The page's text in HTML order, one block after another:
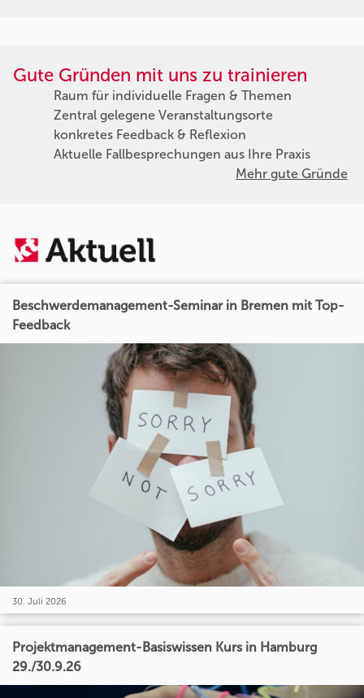
Gute Gründen mit uns zu trainieren
Raum für individuelle Fragen & Themen
Zentral gelegene Veranstaltungsorte
konkretes Feedback & Reflexion
Aktuelle Fallbesprechungen aus Ihre Praxis
Mehr gute Gründe
Beschwerdemanagement-Seminar in Bremen mit Top-
Feedback
30. Juli 2026
Projektmanagement-Basiswissen Kurs in Hamburg
29./30.9.26